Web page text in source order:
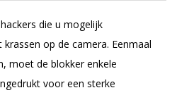
die u mogelijk
op de camera. Eenmaal
moet de blokker enkele
voor een sterke